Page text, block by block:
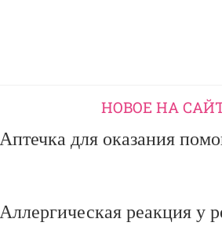
НОВОЕ НА
Аптечка для оказания
Аллергическая реакция у